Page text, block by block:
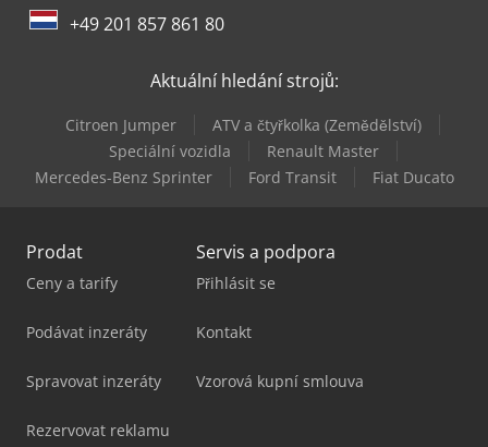
+49 201 857 861 80
Aktuální hledání strojů:
Citroen Jumper
ATV a čtyřkolka (Zemědělství)
Speciální vozidla
Renault Master
Mercedes-Benz Sprinter
Ford Transit Fiat Ducato
Prodat
Ceny a tarify
Podávat inzeráty
Spravovat inzeráty
Rezervovat reklamu
Servis a podpora
Přihlásit se
Kontakt
Vzorová kupní smlouva